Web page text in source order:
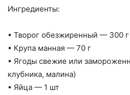
Ингредиенты:
• Творог обезжиренный — 300 г
• Крупа манная — 70 г
• Ягоды свежие или
клубника, малина)
• Яйца — 1 шт